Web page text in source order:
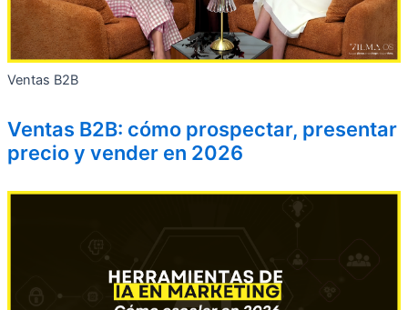
Ventas B2B
Ventas B2B: cómo prospectar, presentar
precio y vender en 2026